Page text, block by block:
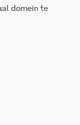
domein te